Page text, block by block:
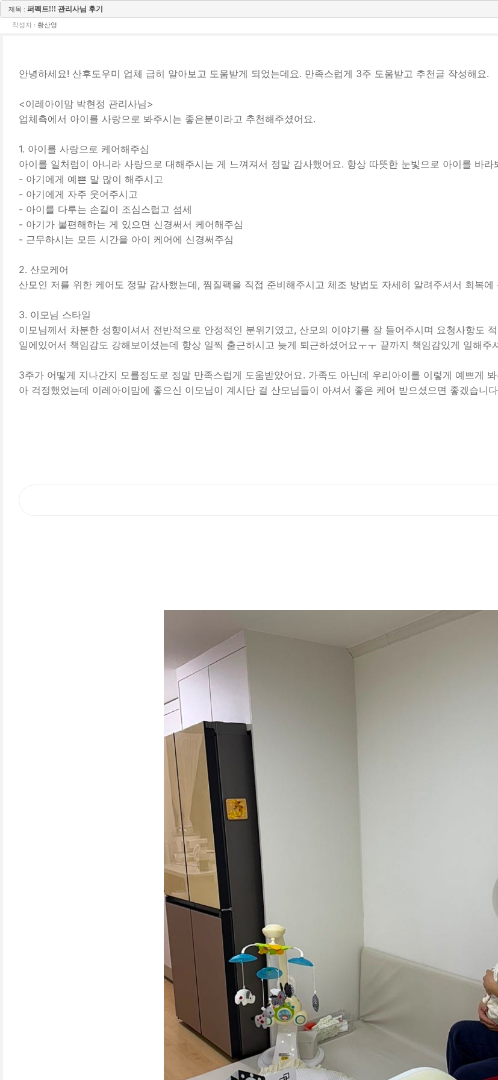
제목 : 퍼펙트!!! 관리사님 후기
작성자 : 황산영
안녕하세요! 산후도우미 업체 급히 알아보고 도움받게 되었는데요. 만족스럽게 3주 도움받고 추천글 작성해요.
<이레아이맘 박현정 관리사님>
업체측에서 아이를 사랑으로 봐주시는 좋은분이라고 추천해주셨어요.
1. 아이를 사랑으로 케어해주심
아이를 일처럼이 아니라 사랑으로 대해주시는 게 느껴져서 정말 감사했어요. 항상 따뜻한 눈빛으로 아이를 바
- 아기에게 예쁜 말 많이 해주시고
- 아기에게 자주 웃어주시고
- 아이를 다루는 손길이 조심스럽고 섬세
- 아기가 불편해하는 게 있으면 신경써서 케어해주심
- 근무하시는 모든 시간을 아이 케어에 신경써주심
2. 산모케어
산모인 저를 위한 케어도 정말 감사했는데, 찜질팩을 직접 준비해주시고 체조 방법도 자세히 알려주셔서 회복에
3. 이모님 스타일
이모님께서 차분한 성향이셔서 전반적으로 안정적인 분위기였고, 산모의 이야기를 잘 들어주시며 요청사항도
일에있어서 책임감도 강해보이셨는데 항상 일찍 출근하시고 늦게 퇴근하셨어요ㅜㅜ 끝까지 책임감있게 일해주
3주가 어떻게 지나간지 모를정도로 정말 만족스럽게 도움받았어요. 가족도 아닌데 우리아이를 이렇게 예쁘게
아 걱정했었는데 이레아이맘에 좋으신 이모님이 계시단 걸 산모님들이 아셔서 좋은 케어 받으셨으면 좋겠습니